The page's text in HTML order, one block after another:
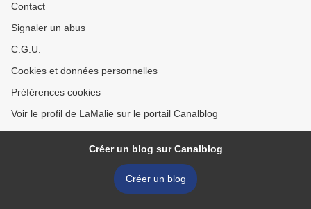
Contact
Signaler un abus
C.G.U.
Cookies et données personnelles
Préférences cookies
Voir le profil de LaMalie sur le portail Canalblog
Créer un blog sur Canalblog
Créer un blog